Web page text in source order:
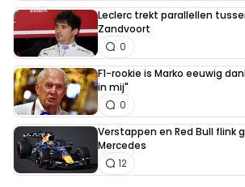
Leclerc trekt parallellen
Zandvoort
0
F1-rookie is Marko eeuwig
in mij"
0
Verstappen en Red Bull flink
Mercedes
12